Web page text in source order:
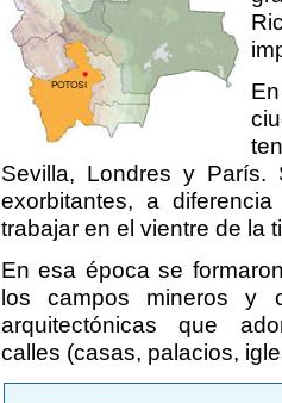
Sevilla, Londres y
exorbitantes, a
trabajar en el vientre de la
En esa época se
los campos mineros y
arquitectónicas que
calles (casas, palacios,